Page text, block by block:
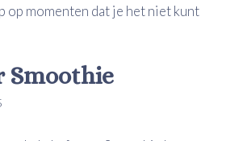
op momenten dat je het niet kunt
Smoothie